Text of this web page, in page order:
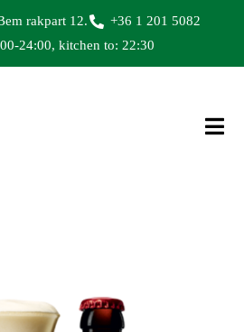
rakpart 12.
+36 1 201 5082
24:00, kitchen to: 22:30